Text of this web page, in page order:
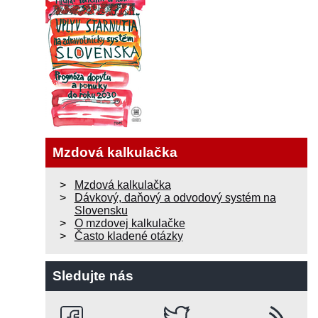
Mzdová kalkulačka
Mzdová kalkulačka
Dávkový, daňový a odvodový systém na
Slovensku
O mzdovej kalkulačke
Často kladené otázky
Sledujte nás